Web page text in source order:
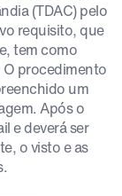
(TDAC) pelo
requisito, que
tem como
procedimento
um
Após o
e deverá ser
o visto e as